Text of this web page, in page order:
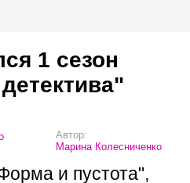
1 сезон
Автор:
Марина Колесниченко
и пустота",